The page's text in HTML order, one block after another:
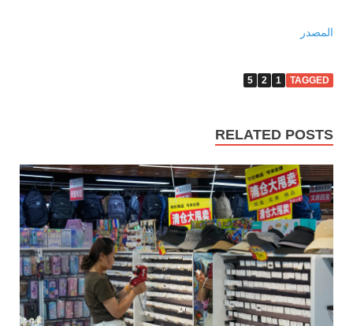
المصدر
TAGGED
1
2
5
RELATED POSTS